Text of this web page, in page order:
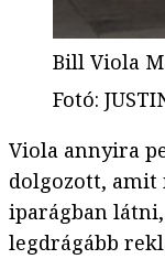
Bill Viola
Fotó:
Viola annyira
dolgozott, amit
iparágban
legdrágább